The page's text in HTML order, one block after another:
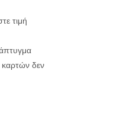
τιμή
καρτών δεν